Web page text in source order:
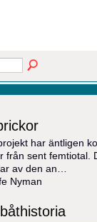
har äntligen
från sent femtiotal.
av den an…
Nyman